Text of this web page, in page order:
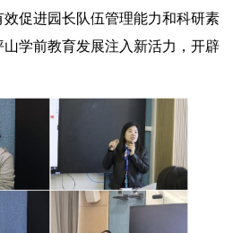
促进园长队伍管理能力和科研素
学前教育发展注入新活力，开辟